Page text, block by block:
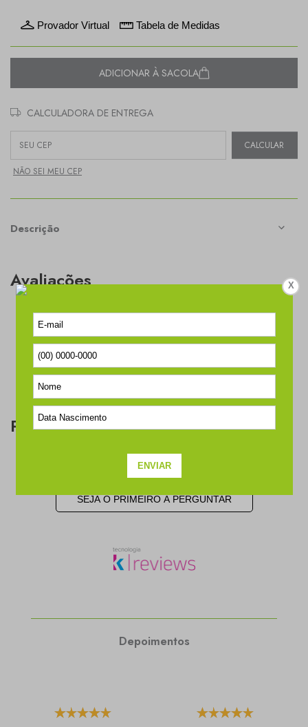
Provador Virtual Tabela de Medidas
ADICIONAR À SACOLA
CALCULADORA DE ENTREGA
Entregas para o CEP:
CALCULAR
NÃO SEI MEU CEP
Descrição
Avaliações
Este produto ainda não tem avaliações
SEJA O PRIMEIRO A AVALIAR
Perguntas & respostas
Este produto ainda não tem perguntas
SEJA O PRIMEIRO A PERGUNTAR
Depoimentos
X